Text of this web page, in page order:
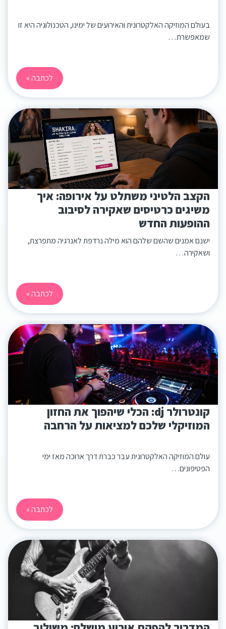
בעולם המוזיקה האלקטרונית והאירועים של ימינו, הטכנולוגיה היא זו
שמאפשרת…
לכתבה »
הקצב הלטיני משתלט על אירופה: איך
משיגים כרטיסים שאקירה לסיבוב
ההופעות החדש
ישנם אמנים שהשם שלהם הוא מילה נרדפת לאנרגיה מתפרצת,
ושאקירה…
לכתבה »
קונטרולר dj: הכלי שיהפוך את החזון
המוזיקלי שלכם למציאות על הרחבה
עולם המוזיקה האלקטרונית עבר כברת דרך ארוכה מאז ימי
הפטיפונים…
לכתבה »